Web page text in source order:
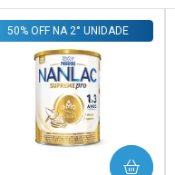
AOS FAVORITOS
50% OFF NA 2° UNIDADE
COMPRAR